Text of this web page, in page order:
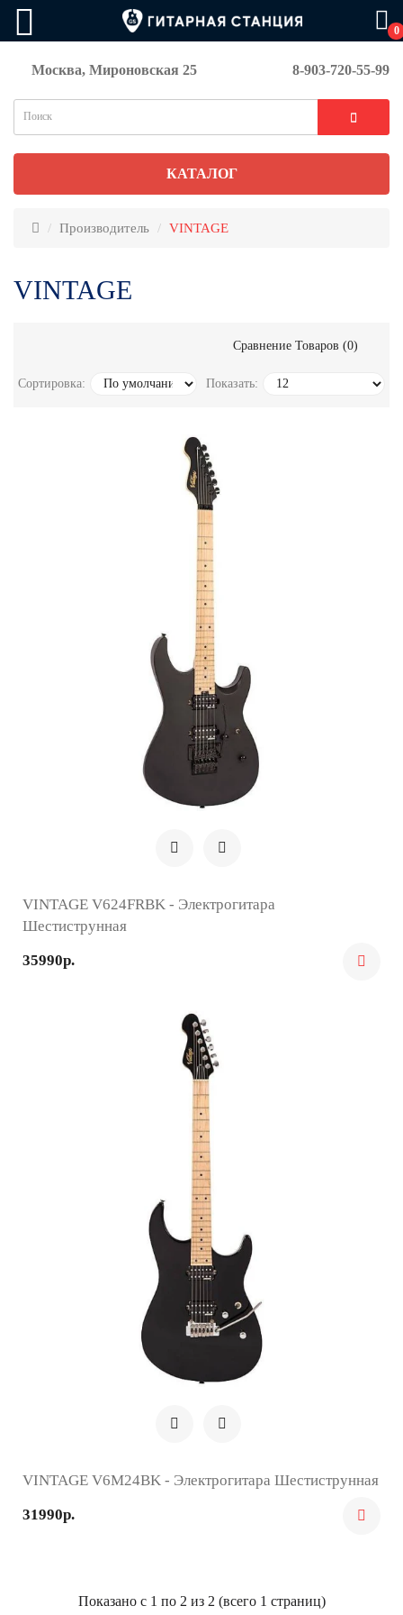
0
Москва, Мироновская 25 8-903-720-55-99
КАТАЛОГ
Производитель VINTAGE
VINTAGE
Сравнение Товаров (0)
Сортировка: Показать:
VINTAGE V624FRBK - Электрогитара
Шестиструнная
35990р.
VINTAGE V6M24BK - Электрогитара Шестиструнная
31990р.
Показано с 1 по 2 из 2 (всего 1 страниц)